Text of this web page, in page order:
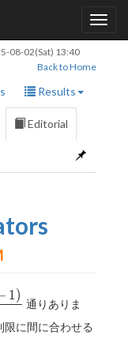
08-02(Sat) 13:40
Back to Home
Results
Editorial
1)
通りありま
に間に合わせる